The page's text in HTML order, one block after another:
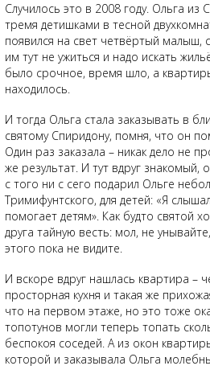
Случилось это в 2008 году. Ольга
тремя детишками в тесной
появился на свет четвёртый малыш,
им тут не ужиться и надо искать
было срочное, время шло, а
находилось.
И тогда Ольга стала заказывать в
святому Спиридону, помня, что он
Один раз заказала – никак дело не
же результат. И тут вдруг знакомый,
с того ни с сего подарил Ольге
Тримифунтского, для детей: «Я
помогает детям». Как будто святой
друга тайную весть: мол, не
этого пока не видите.
И вскоре вдруг нашлась квартира –
просторная кухня и такая же
что на первом этаже, но это тоже
топотунов могли теперь топать
беспокоя соседей. А из окон
которой и заказывала Ольга